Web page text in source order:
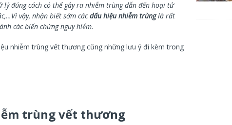
lý đúng cách có thể gây ra nhiễm trùng dẫn đến hoại tử
vậy, nhận biết sớm cácdấu hiệu nhiễm trùnglà rất
các biến chứng nguy hiểm.
nhiễm trùng vết thương cũng những lưu ý đi kèm trong
trùng vết thương